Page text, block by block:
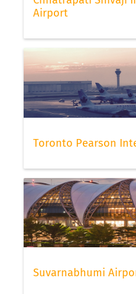
Airport
Toronto Pearson
Suvarnabhumi